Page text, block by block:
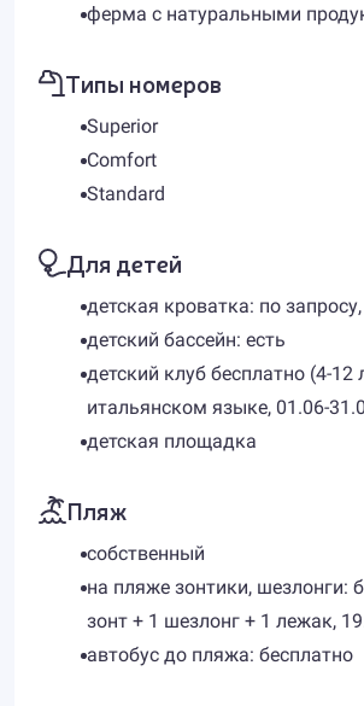
ферма с натуральными
Типы номеров
Superior
Comfort
Standard
Для детей
детская кроватка: по
детский бассейн: есть
детский клуб бесплатно (4-12
итальянском языке, 01.06-
детская площадка
Пляж
собственный
на пляже зонтики, шезлонги:
зонт + 1 шезлонг + 1 лежак,
автобус до пляжа: бесплатно